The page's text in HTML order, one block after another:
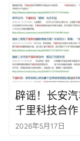
辟谣！长安
千里科技合作
2026年5月17日